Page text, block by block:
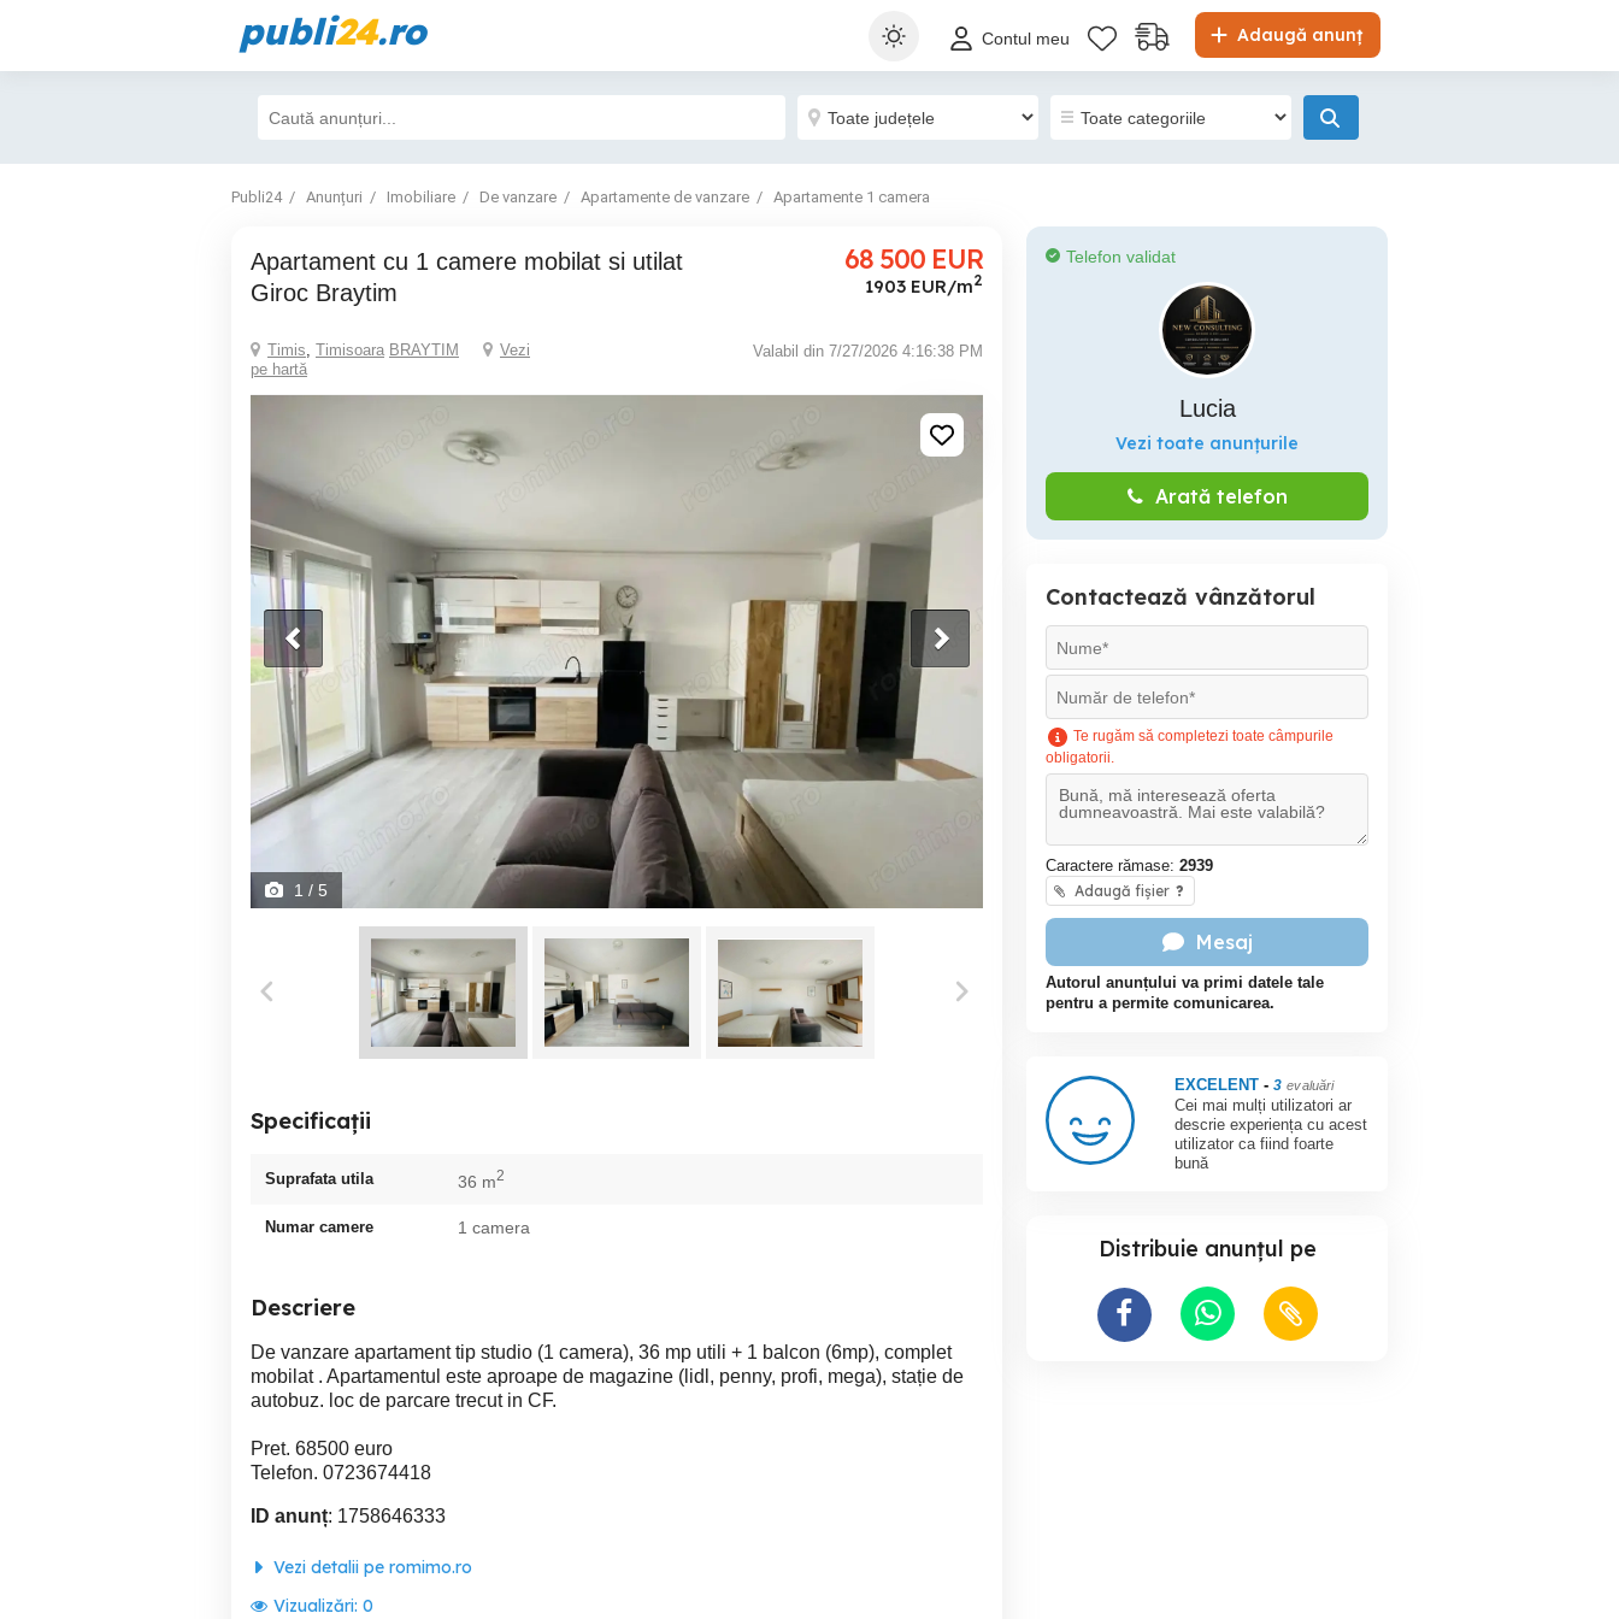
publi24.ro Adaugă anunț
Contul meu
Publi24 Anunțuri Imobiliare De vanzare Apartamente de vanzare Apartamente 1 camera
Apartament cu 1 camere mobilat si utilat
Giroc Braytim
68 500 EUR
1903 EUR/m2
Timis, Timisoara BRAYTIM
Vezi
pe hartă
Valabil din 7/27/2026 4:16:38 PM
1 / 5
Specificații
Suprafata utila 36 m2
Numar camere 1 camera
Descriere
De vanzare apartament tip studio (1 camera), 36 mp utili + 1 balcon (6mp), complet
mobilat . Apartamentul este aproape de magazine (lidl, penny, profi, mega), stație de
autobuz. loc de parcare trecut in CF.
Pret. 68500 euro
Telefon. 0723674418
ID anunț: 1758646333
Vezi detalii pe romimo.ro
Vizualizări: 0
Telefon validat
Lucia
Vezi toate anunțurile
Arată telefon
Contactează vânzătorul
Te rugăm să completezi toate câmpurile
obligatorii.
Caractere rămase: 2939
Adaugă fișier ?
Mesaj
Autorul anunțului va primi datele tale
pentru a permite comunicarea.
EXCELENT- 3 evaluări
Cei mai mulți utilizatori ar
descrie experiența cu acest
utilizator ca fiind foarte
bună
Distribuie anunțul pe